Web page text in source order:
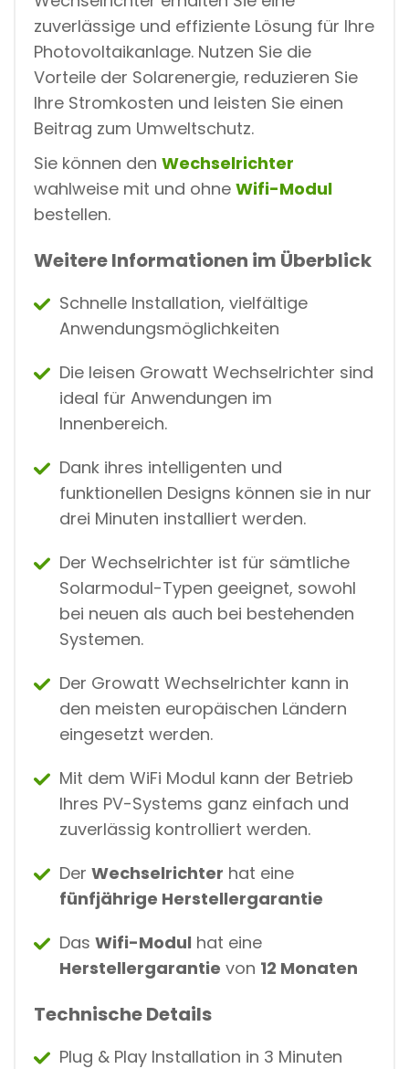
zuverlässige und effiziente Lösung für Ihre
Photovoltaikanlage. Nutzen Sie die
Vorteile der Solarenergie, reduzieren Sie
Ihre Stromkosten und leisten Sie einen
Beitrag zum Umweltschutz.
Sie können den Wechselrichter
wahlweise mit und ohne Wifi-Modul
bestellen.
Weitere Informationen im Überblick
Schnelle Installation, vielfältige
Anwendungsmöglichkeiten
Die leisen Growatt Wechselrichter sind
ideal für Anwendungen im
Innenbereich.
Dank ihres intelligenten und
funktionellen Designs können sie in nur
drei Minuten installiert werden.
Der Wechselrichter ist für sämtliche
Solarmodul-Typen geeignet, sowohl
bei neuen als auch bei bestehenden
Systemen.
Der Growatt Wechselrichter kann in
den meisten europäischen Ländern
eingesetzt werden.
Mit dem WiFi Modul kann der Betrieb
Ihres PV-Systems ganz einfach und
zuverlässig kontrolliert werden.
Der Wechselrichter hat eine
fünfjährige Herstellergarantie
Das Wifi-Modul hat eine
Herstellergarantie von 12 Monaten
Technische Details
Plug & Play Installation in 3 Minuten